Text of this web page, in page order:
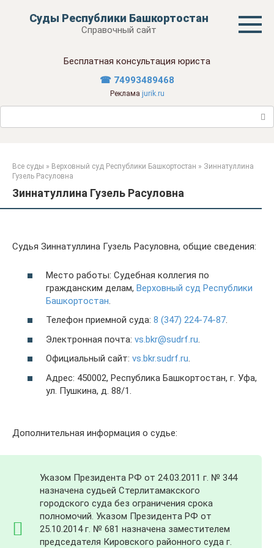
Суды Республики Башкортостан
Справочный сайт
Бесплатная консультация юриста
☎ 74993489468
Реклама jurik.ru
Поиск:
Все суды » Верховный суд Республики Башкортостан » Зиннатуллина
Гузель Расуловна
Зиннатуллина Гузель Расуловна
Судья Зиннатуллина Гузель Расуловна, общие сведения:
Место работы: Судебная коллегия по
гражданским делам, Верховный суд Республики
Башкортостан
Телефон приемной суда: 8 (347) 224-74-87.
Электронная почта: vs.bkr@sudrf.ru
Официальный сайт: vs.bkr.sudrf.ru.
Адрес: 450002, Республика Башкортостан, г. Уфа,
ул. Пушкина, д. 88/1.
Дополнительная информация о судье:
Указом Президента РФ от 24.03.2011 г. № 344
назначена судьей Стерлитамакского
городского суда без ограничения срока
полномочий. Указом Президента РФ от
25.10.2014 г. № 681 назначена заместителем
председателя Кировского районного суда г.